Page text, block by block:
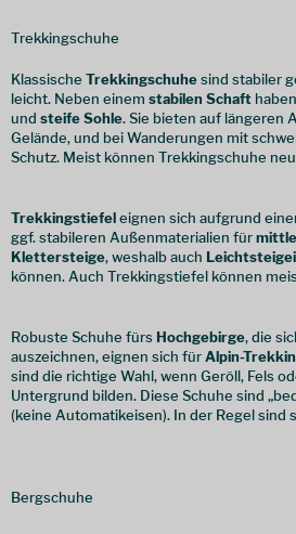
Trekkingschuhe
Klassische Trekkingschuhesind stabiler
leicht. Neben einem stabilen Schaft
und steife Sohle. Sie bieten auf längeren
Gelände, und bei Wanderungen mit
Schutz. Meist können Trekkingschuhe
Trekkingstiefeleignen sich aufgrund
ggf. stabileren Außenmaterialien für
Klettersteige, weshalb auch
können. Auch Trekkingstiefel können
Robuste Schuhe fürs Hochgebirge, die
auszeichnen, eignen sich fürAlpin-
sind die richtige Wahl, wenn Geröll, Fels
Untergrund bilden. Diese Schuhe sind
(keine Automatikeisen). In der Regel sind
Bergschuhe